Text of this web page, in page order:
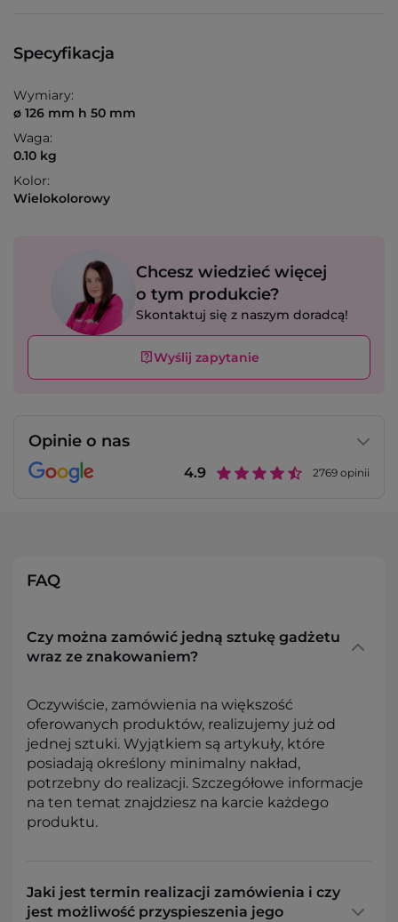
Specyfikacja
Wymiary:
ø 126 mm h 50 mm
Waga:
0.10 kg
Kolor:
Wielokolorowy
Chcesz wiedzieć więcej
o tym produkcie?
Skontaktuj się z naszym doradcą!
Wyślij zapytanie
Opinie o nas
4.9 2769 opinii
FAQ
Czy można zamówić jedną sztukę gadżetu
wraz ze znakowaniem?
Oczywiście, zamówienia na większość
oferowanych produktów, realizujemy już od
jednej sztuki. Wyjątkiem są artykuły, które
posiadają określony minimalny nakład,
potrzebny do realizacji. Szczegółowe informacje
na ten temat znajdziesz na karcie każdego
produktu.
Jaki jest termin realizacji zamówienia i czy
jest możliwość przyspieszenia jego